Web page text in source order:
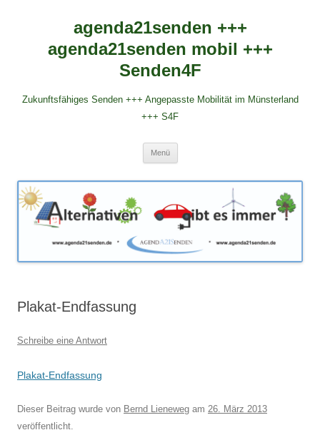
agenda21senden +++
agenda21senden mobil +++
Senden4F
Zukunftsfähiges Senden +++ Angepasste Mobilität im Münsterland
+++ S4F
Menü
Plakat-Endfassung
Schreibe eine Antwort
Plakat-Endfassung
Dieser Beitrag wurde von Bernd Lieneweg am 26. März 2013
veröffentlicht.